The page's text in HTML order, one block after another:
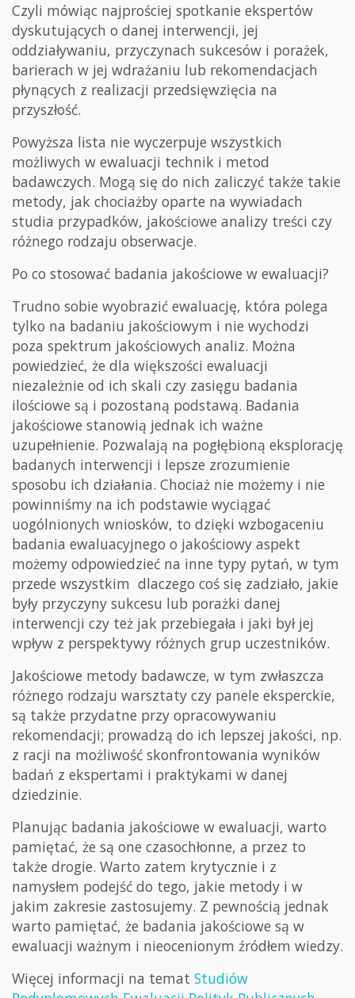
Czyli mówiąc najprościej spotkanie ekspertów
dyskutujących o danej interwencji, jej
oddziaływaniu, przyczynach sukcesów i porażek,
barierach w jej wdrażaniu lub rekomendacjach
płynących z realizacji przedsięwzięcia na
przyszłość.
Powyższa lista nie wyczerpuje wszystkich
możliwych w ewaluacji technik i metod
badawczych. Mogą się do nich zaliczyć także takie
metody, jak chociażby oparte na wywiadach
studia przypadków, jakościowe analizy treści czy
różnego rodzaju obserwacje.
Po co stosować badania jakościowe w ewaluacji?
Trudno sobie wyobrazić ewaluację, która polega
tylko na badaniu jakościowym i nie wychodzi
poza spektrum jakościowych analiz. Można
powiedzieć, że dla większości ewaluacji
niezależnie od ich skali czy zasięgu badania
ilościowe są i pozostaną podstawą. Badania
jakościowe stanowią jednak ich ważne
uzupełnienie. Pozwalają na pogłębioną eksplorację
badanych interwencji i lepsze zrozumienie
sposobu ich działania. Chociaż nie możemy i nie
powinniśmy na ich podstawie wyciągać
uogólnionych wniosków, to dzięki wzbogaceniu
badania ewaluacyjnego o jakościowy aspekt
możemy odpowiedzieć na inne typy pytań, w tym
przede wszystkim dlaczego coś się zadziało, jakie
były przyczyny sukcesu lub porażki danej
interwencji czy też jak przebiegała i jaki był jej
wpływ z perspektywy różnych grup uczestników.
Jakościowe metody badawcze, w tym zwłaszcza
różnego rodzaju warsztaty czy panele eksperckie,
są także przydatne przy opracowywaniu
rekomendacji; prowadzą do ich lepszej jakości, np.
z racji na możliwość skonfrontowania wyników
badań z ekspertami i praktykami w danej
dziedzinie.
Planując badania jakościowe w ewaluacji, warto
pamiętać, że są one czasochłonne, a przez to
także drogie. Warto zatem krytycznie i z
namysłem podejść do tego, jakie metody i w
jakim zakresie zastosujemy. Z pewnością jednak
warto pamiętać, że badania jakościowe są w
ewaluacji ważnym i nieocenionym źródłem wiedzy.
Więcej informacji na temat Studiów